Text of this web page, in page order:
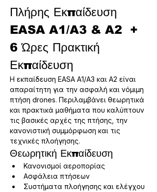
Πλήρης Εκπαίδευση
EASA A1/A3 & A2  +
6 Ώρες Πρακτική
Εκπαίδευση
Η εκπαίδευση EASA A1/A3 και A2 είναι
απαραίτητη για την ασφαλή και νόμιμη
πτήση drones. Περιλαμβάνει θεωρητικά
και πρακτικά μαθήματα που καλύπτουν
τις βασικές αρχές της πτήσης, την
κανονιστική συμμόρφωση και τις
τεχνικές πλοήγησης.
Θεωρητική Εκπαίδευση
Κανονισμοί αεροπορίας
Ασφάλεια πτήσεων
Συστήματα πλοήγησης και ελέγχου